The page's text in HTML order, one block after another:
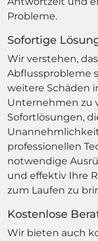
Probleme.
Sofortige
Wir verstehen,
Abflussprobleme
weitere Schäden
Unternehmen zu
Sofortlösungen,
professionellen
notwendige
und effektiv Ihre
zum Laufen zu
Kostenlose
Wir bieten auch